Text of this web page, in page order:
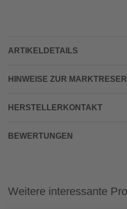
ARTIKELDETAILS
HINWEISE ZUR
HERSTELLERKONTAKT
BEWERTUNGEN
Weitere interessante